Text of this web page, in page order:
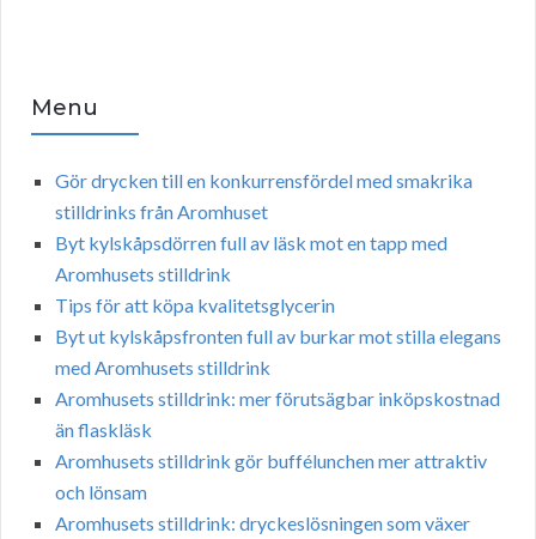
Menu
Gör drycken till en konkurrensfördel med smakrika
stilldrinks från Aromhuset
Byt kylskåpsdörren full av läsk mot en tapp med
Aromhusets stilldrink
Tips för att köpa kvalitetsglycerin
Byt ut kylskåpsfronten full av burkar mot stilla elegans
med Aromhusets stilldrink
Aromhusets stilldrink: mer förutsägbar inköpskostnad
än flaskläsk
Aromhusets stilldrink gör buffélunchen mer attraktiv
och lönsam
Aromhusets stilldrink: dryckeslösningen som växer